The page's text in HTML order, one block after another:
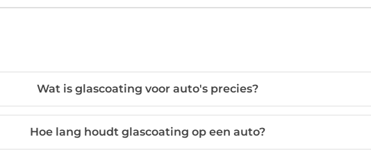
Wat is glascoating voor auto's precies?
Hoe lang houdt glascoating op een auto?